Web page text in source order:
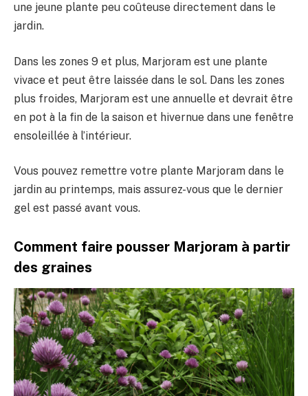
une jeune plante peu coûteuse directement dans le
jardin.
Dans les zones 9 et plus, Marjoram est une plante
vivace et peut être laissée dans le sol. Dans les zones
plus froides, Marjoram est une annuelle et devrait être
en pot à la fin de la saison et hivernue dans une fenêtre
ensoleillée à l’intérieur.
Vous pouvez remettre votre plante Marjoram dans le
jardin au printemps, mais assurez-vous que le dernier
gel est passé avant vous.
Comment faire pousser Marjoram à partir
des graines